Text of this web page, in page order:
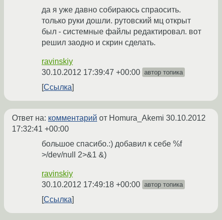
да я уже давно собираюсь спраосить.
только руки дошли. рутовский мц открыт
был - системные файлы редактировал. вот
решил заодно и скрин сделать.
ravinskiy
30.10.2012 17:39:47 +00:00 автор топика
Ссылка
Ответ на: комментарий от Homura_Akemi 30.10.2012
17:32:41 +00:00
большое спасибо.:) добавил к себе %f
>/dev/null 2>&1 &)
ravinskiy
30.10.2012 17:49:18 +00:00 автор топика
Ссылка